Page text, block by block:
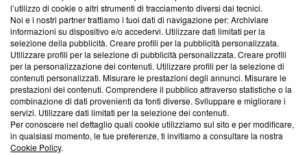
Corporate
Redazione
Informativa Privacy
Cookie Policy
Blasting SA, IDI CHE-247.845.224, Via Carlo Frasca, 3 - 6900
Lugano (Svizzera) Tel:+39 0690258937
l’utilizzo di cookie o altri strumenti di tracciamento diversi dai tecnici.
Noi e i nostri partner trattiamo i tuoi dati di navigazione per: Archiviare
informazioni su dispositivo e/o accedervi. Utilizzare dati limitati per la
selezione della pubblicità. Creare profili per la pubblicità personalizzata.
Utilizzare profili per la selezione di pubblicità personalizzata. Creare profili
per la personalizzazione dei contenuti. Utilizzare profili per la selezione di
contenuti personalizzati. Misurare le prestazioni degli annunci. Misurare le
prestazioni dei contenuti. Comprendere il pubblico attraverso statistiche o la
combinazione di dati provenienti da fonti diverse. Sviluppare e migliorare i
servizi. Utilizzare dati limitati per la selezione dei contenuti.
Per conoscere nel dettaglio quali cookie utilizziamo sul sito e per modificare,
in qualsiasi momento, le tue preferenze, ti invitiamo a consultare la nostra
Cookie Policy.